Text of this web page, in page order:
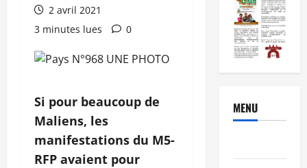
2 avril 2021
3 minutes lues
0
Si pour beaucoup de
Maliens, les
manifestations du M5-
RFP avaient pour
MENU